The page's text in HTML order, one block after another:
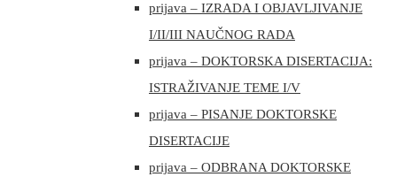
prijava – IZRADA I OBJAVLJIVANJE
I/II/III NAUČNOG RADA
prijava – DOKTORSKA DISERTACIJA:
ISTRAŽIVANJE TEME I/V
prijava – PISANJE DOKTORSKE
DISERTACIJE
prijava – ODBRANA DOKTORSKE